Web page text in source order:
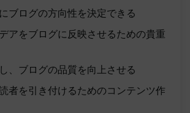
ブログの方向性を決定できる
アをブログに反映させるための貴重
、ブログの品質を向上させる
者を引き付けるためのコンテンツ作